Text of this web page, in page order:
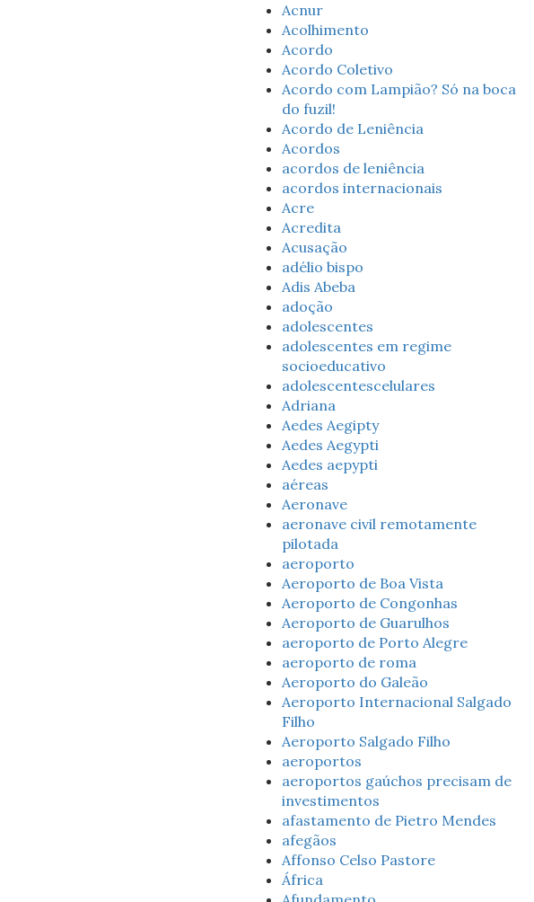
Acnur
Acolhimento
Acordo
Acordo Coletivo
Acordo com Lampião? Só na boca
do fuzil!
Acordo de Leniência
Acordos
acordos de leniência
acordos internacionais
Acre
Acredita
Acusação
adélio bispo
Adis Abeba
adoção
adolescentes
adolescentes em regime
socioeducativo
adolescentescelulares
Adriana
Aedes Aegipty
Aedes Aegypti
Aedes aepypti
aéreas
Aeronave
aeronave civil remotamente
pilotada
aeroporto
Aeroporto de Boa Vista
Aeroporto de Congonhas
Aeroporto de Guarulhos
aeroporto de Porto Alegre
aeroporto de roma
Aeroporto do Galeão
Aeroporto Internacional Salgado
Filho
Aeroporto Salgado Filho
aeroportos
aeroportos gaúchos precisam de
investimentos
afastamento de Pietro Mendes
afegãos
Affonso Celso Pastore
África